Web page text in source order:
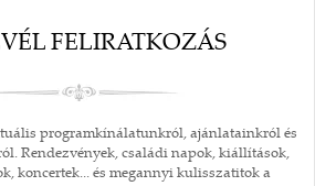
FELIRATKOZÁS
programkínálatunkról, ajánlatainkról és
Rendezvények, családi napok, kiállítások,
koncertek... és megannyi kulisszatitok a